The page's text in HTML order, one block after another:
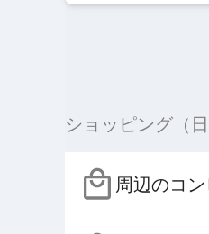
ショッピング（日
周辺のコン